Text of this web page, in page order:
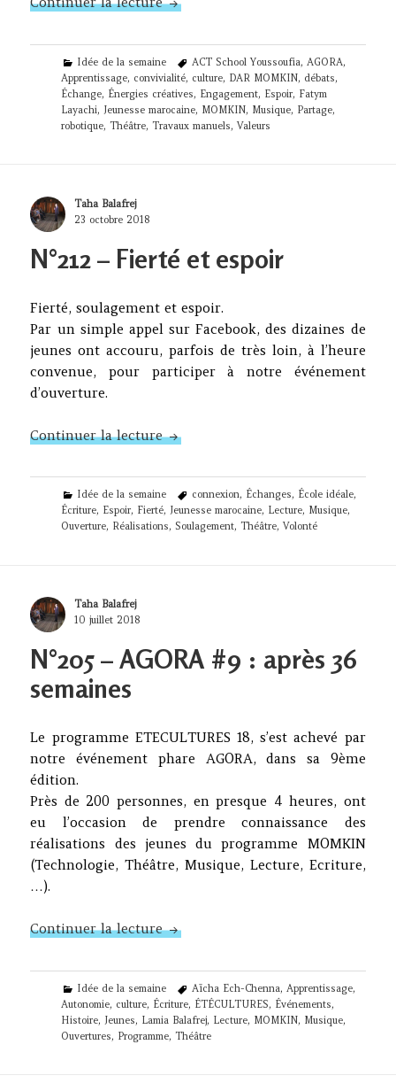
Categories
Idée de la semaine Tags
ACT School Youssoufia, AGORA,
Apprentissage, convivialité, culture, DAR MOMKIN, débats,
Échange, Énergies créatives, Engagement, Espoir, Fatym
Layachi, Jeunesse marocaine, MOMKIN, Musique, Partage,
robotique, Théâtre, Travaux manuels, Valeurs
Author
Taha Balafrej
Posted
23 octobre 2018
N°212 – Fierté et espoir
Fierté, soulagement et espoir.
Par un simple appel sur Facebook, des dizaines de
jeunes ont accouru, parfois de très loin, à l’heure
convenue, pour participer à notre événement
d’ouverture.
Continuer la lectureN°212 – Fierté et espoir
Categories
Idée de la semaine Tags
connexion, Échanges, École idéale,
Écriture, Espoir, Fierté, Jeunesse marocaine, Lecture, Musique,
Ouverture, Réalisations, Soulagement, Théâtre, Volonté
Author
Taha Balafrej
Posted
10 juillet 2018
N°205 – AGORA #9 : après 36
semaines
Le programme ETECULTURES 18, s’est achevé par
notre événement phare AGORA, dans sa 9ème
édition.
Près de 200 personnes, en presque 4 heures, ont
eu l’occasion de prendre connaissance des
réalisations des jeunes du programme MOMKIN
(Technologie, Théâtre, Musique, Lecture, Ecriture,
…).
Continuer la lectureN°205 – AGORA #9 : après 36
Categories
Idée de la semaine Tags
Aïcha Ech-Chenna, Apprentissage,
Autonomie, culture, Écriture, ÉTÉCULTURES, Événements,
Histoire, Jeunes, Lamia Balafrej, Lecture, MOMKIN, Musique,
Ouvertures, Programme, Théâtre